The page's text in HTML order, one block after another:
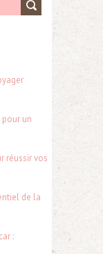
un
réussir vos
de la
: